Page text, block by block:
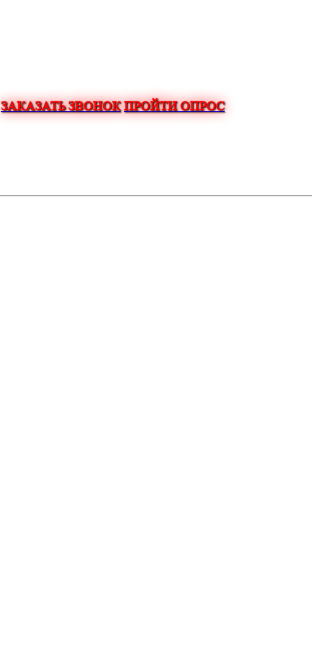
ЗАКАЗАТЬ ЗВОНОК ПРОЙТИ ОПРОС